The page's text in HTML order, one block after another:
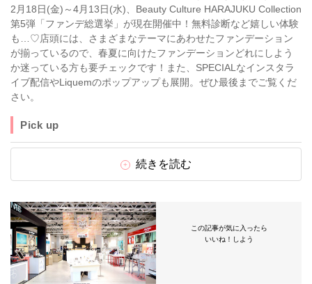
2月18日(金)～4月13日(水)、Beauty Culture HARAJUKU Collection
第5弾「ファンデ総選挙」が現在開催中！無料診断など嬉しい体験
も…♡店頭には、さまざまなテーマにあわせたファンデーション
が揃っているので、春夏に向けたファンデーションどれにしよう
か迷っている方も要チェックです！また、SPECIALなインスタラ
イブ配信やLiquemのポップアップも展開。ぜひ最後までご覧くだ
さい。
Pick up
続きを読む
この記事が気に入ったら
いいね！しよう